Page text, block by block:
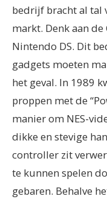
bedrijf bracht al tal
markt. Denk aan de
Nintendo DS. Dit
gadgets moeten
het geval. In 1989
proppen met de
manier om NES-
dikke en stevige
controller zit
te kunnen spelen
gebaren. Behalve